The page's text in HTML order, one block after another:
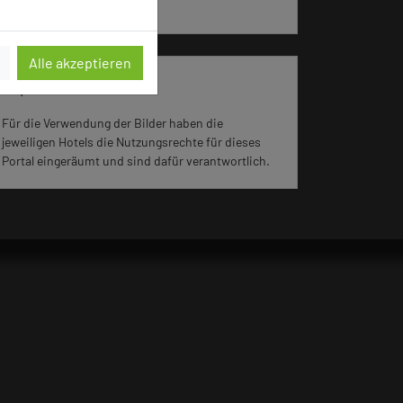
Alle akzeptieren
Impressum zum Hotel
Für die Verwendung der Bilder haben die
jeweiligen Hotels die Nutzungsrechte für dieses
Portal eingeräumt und sind dafür verantwortlich.